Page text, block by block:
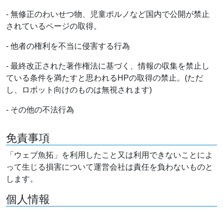
- 無修正のわいせつ物、児童ポルノなど国内で公開が禁止
されているページの取得。
- 他者の権利を不当に侵害する行為
- 最終改正された著作権法に基づく、情報の収集を禁止し
ている条件を満たすと思われるHPの取得の禁止。(ただ
し、ロボット向けのものは無視されます)
- その他の不法行為
免責事項
「ウェブ魚拓」を利用したこと又は利用できないことによ
って生じる損害について運営会社は責任を負わないものと
します。
個人情報